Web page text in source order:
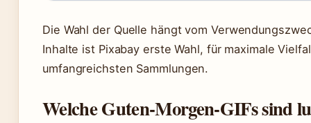
Die Wahl der Quelle hängt vom
Inhalte ist Pixabay erste Wahl, für maximale
umfangreichsten Sammlungen.
Welche Guten-Morgen-GIFs sind